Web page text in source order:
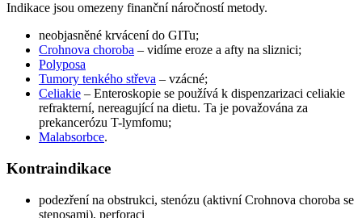
Indikace jsou omezeny finanční náročností metody.
neobjasněné krvácení do GITu;
Crohnova choroba – vidíme eroze a afty na sliznici;
Polyposa
Tumory tenkého střeva – vzácné;
Celiakie – Enteroskopie se používá k dispenzarizaci celiakie
refrakterní, nereagující na dietu. Ta je považována za
prekancerózu T-lymfomu;
Malabsorbce.
Kontraindikace
podezření na obstrukci, stenózu (aktivní Crohnova choroba se
stenosami), perforaci